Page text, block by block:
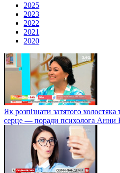
2025
2023
2022
2021
2020
Як розпізнати затятого
серце — поради психолога Анни